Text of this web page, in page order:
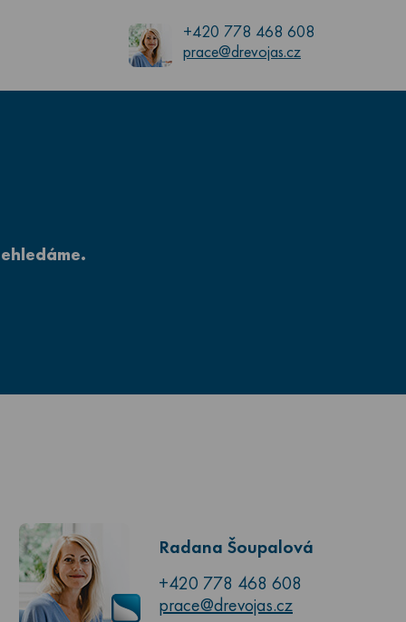
+420 778 468 608
prace@drevojas.cz
Radana Šoupalová
+420 778 468 608
prace@drevojas.cz